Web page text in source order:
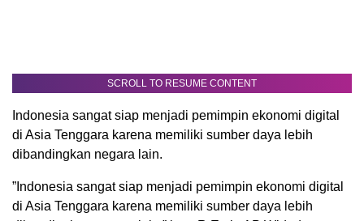
SCROLL TO RESUME CONTENT
Indonesia sangat siap menjadi pemimpin ekonomi digital
di Asia Tenggara karena memiliki sumber daya lebih
dibandingkan negara lain.
”Indonesia sangat siap menjadi pemimpin ekonomi digital
di Asia Tenggara karena memiliki sumber daya lebih